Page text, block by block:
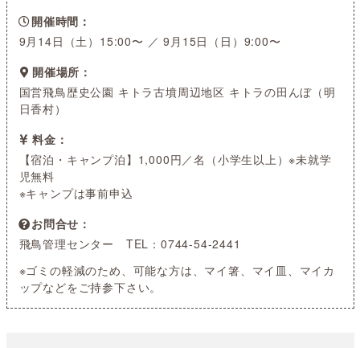
開催時間
9月14日（土）15:00〜 ／ 9月15日（日）9:00〜
開催場所
国営飛鳥歴史公園 キトラ古墳周辺地区 キトラの田んぼ（明
日香村）
料金
【宿泊・キャンプ泊】1,000円／名（小学生以上）※未就学
児無料
※キャンプは事前申込
お問合せ
飛鳥管理センター TEL：0744-54-2441
※ゴミの軽減のため、可能な方は、マイ箸、マイ皿、マイカ
ップなどをご持参下さい。